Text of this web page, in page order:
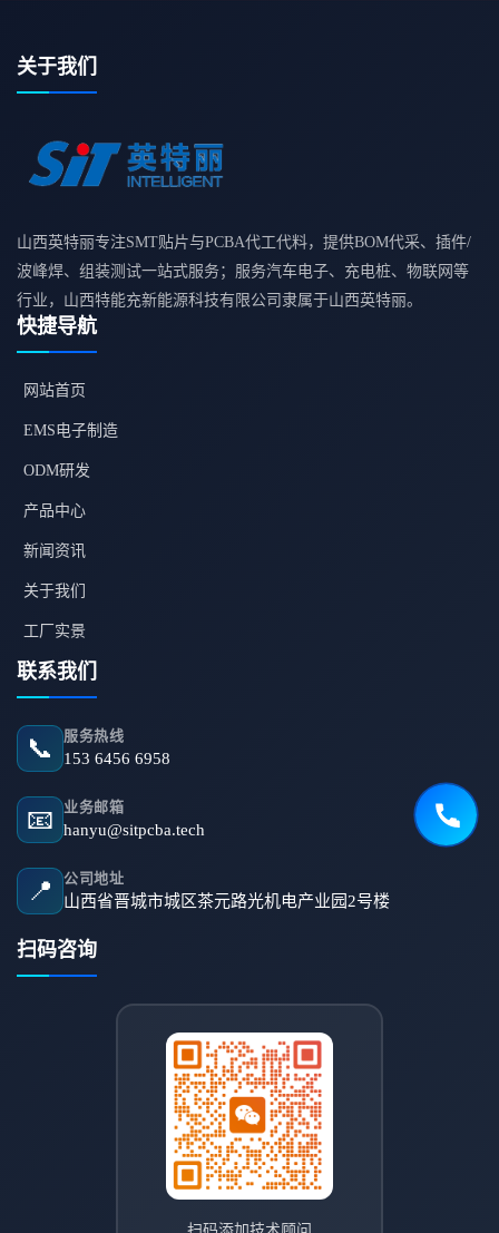
关于我们
山西英特丽专注SMT贴片与PCBA代工代料，提供BOM代采、插件/
波峰焊、组装测试一站式服务；服务汽车电子、充电桩、物联网等
行业，山西特能充新能源科技有限公司隶属于山西英特丽。
快捷导航
网站首页
EMS电子制造
ODM研发
产品中心
新闻资讯
关于我们
工厂实景
联系我们
📞 服务热线
153 6456 6958
📧 业务邮箱
hanyu@sitpcba.tech
📍 公司地址
山西省晋城市城区茶元路光机电产业园2号楼
扫码咨询